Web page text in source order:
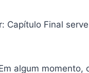
Capítulo Final
algum momento,